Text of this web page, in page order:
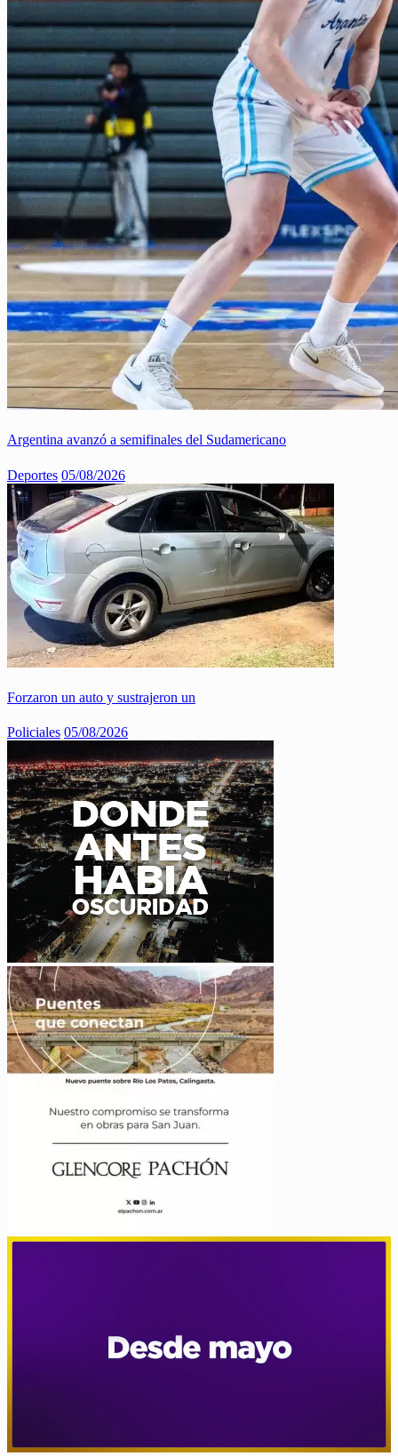
Argentina avanzó a semifinales del Sudamericano
Deportes 05/08/2026
Forzaron un auto y sustrajeron un
Policiales 05/08/2026